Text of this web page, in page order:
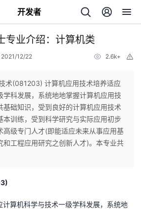
开发者
专业介绍：计算机类
2021/12/22 2.6k+
术(081203) 计算机应用技术培养适应
学科发展，系统地地掌握计算机应用技
基础知识，受到良好的计算机应用技术
本训练，受到科学研究与实际应用初步
高级专门人才(即能适应未来从事应用基
和工程应用研究之创新人才)。本专业共
算机科学与技术一级学科发展，系统地